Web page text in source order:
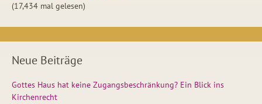
(17,434 mal gelesen)
Neue Beiträge
Gottes Haus hat keine Zugangsbeschränkung? Ein Blick ins
Kirchenrecht